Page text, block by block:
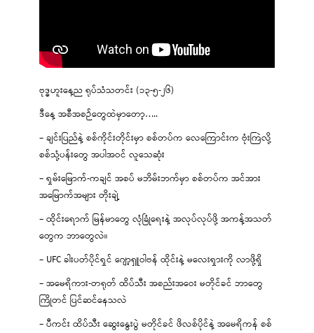
ဗုဒ္ဓဟူးနေ့ည ရုပ်သံသတင်း (၁၃-၅-၂၆)
ဒီနေ့ အစီအစဉ်တွေထဲမှာတော့…..
– ချင်းပြည်နဲ့ စစ်ကိုင်းတိုင်းမှာ စစ်တပ်က လေကြောင်းက ဗုံးကြဲလို့
စစ်သုံ့ပန်းတွေ အပါအဝင် လူသေဆုံး
– ရှမ်းမြောက်-ကချင် အစပ် မဘိမ်းဘက်မှာ စစ်တပ်က အင်အား
အမြောက်အများ တိုးချဲ့
– ထိုင်းရောက် မြန်မာတွေ လုံခြုံရေးနဲ့ အလုပ်လုပ်ဖို့ အကန့်အသတ်
တွေက ဘာတွေလဲ။
– UFC ခါးပတ်ပိုင်ရှင် ဂျော့ရှူဝါဗန် ထိုင်းနဲ့ မလေးရှားကို လာဖို့ရှိ
– အမေရိကား-တရုတ် ထိပ်သီး အစည်းအဝေး မတိုင်ခင် ဘာတွေ
ကြိုတင် ပြင်ဆင်နေသလဲ
– ပီကင်း ထိပ်သီး ဆွေးနွေးပွဲ မတိုင်ခင် ဖိလစ်ပိုင်နဲ့ အမေရိကန် စစ်